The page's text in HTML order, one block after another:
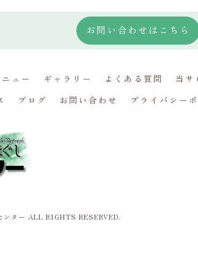
お問い合わせはこちら
ニュー ギャラリー よくある質問 当サ
ブログ お問い合わせ プライバシー
ンター ALL RIGHTS RESERVED.